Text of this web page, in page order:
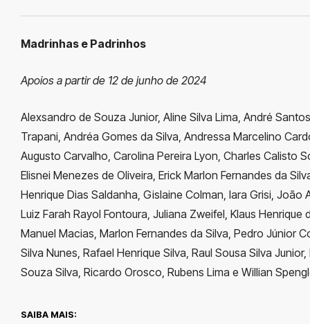
Madrinhas e Padrinhos
Apoios a partir de 12 de junho de 2024
Alexsandro de Souza Junior, Aline Silva Lima, André
Trapani, Andréa Gomes da Silva, Andressa Marcelino
Augusto Carvalho, Carolina Pereira Lyon, Charles Calisto
Elisnei Menezes de Oliveira, Erick Marlon Fernandes da
Henrique Dias Saldanha, Gislaine Colman, Iara Grisi, João
Luiz Farah Rayol Fontoura, Juliana Zweifel, Klaus Henrique
Manuel Macias, Marlon Fernandes da Silva, Pedro Júnior
Silva Nunes, Rafael Henrique Silva, Raul Sousa Silva
Souza Silva, Ricardo Orosco, Rubens Lima e Willian
SAIBA MAIS: